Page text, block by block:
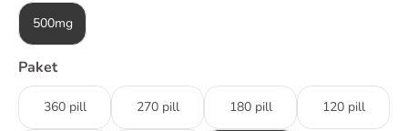
500mg
Paket
360 pill 270 pill 180 pill 120 pill